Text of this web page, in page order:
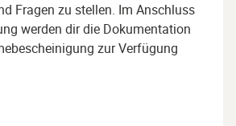
Fragen zu stellen. Im Anschluss
werden dir die Dokumentation
zur Verfügung